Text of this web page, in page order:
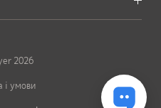
2026
і умови